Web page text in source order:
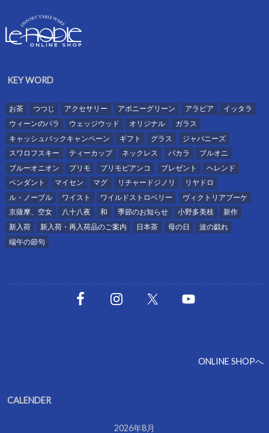
KEY WORD
お茶 つつじ アクセサリー アポニーグリーン アラビア
イッタラ
ウィーンのバラ
ウェッジウッド オリジナル
ガラス
キャッシュバックキャンペーン
ギフト グラス
ジャパニーズ
スワロフスキー
ティーカップ ネックレス バカラ
ブルオニ
ブルーオニオン
プリモ プリモビアンコ プレゼント
ヘレンド
ペンダント
マイセン マグ リチャードジノリ
リヤドロ
ル・ノーブル
ワイスト ワイルドストロベリー
ヴィクトリアブーケ
京薩摩、空女
八十八夜 和 季節のお知らせ 小野多美枝
新作
新入荷
新入荷・再入荷品のご案内 日本茶 母の日
波の戯れ
端午の節句
ONLINE SHOPへ
CALENDER
2026年8月